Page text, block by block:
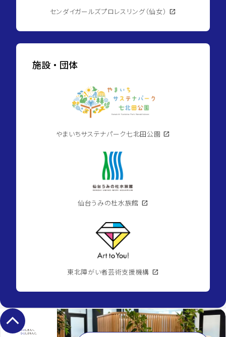
センダイガールズプロレスリング（仙女） open_in_new
施設・団体
やまいちサステナパーク七北田公園 open_in_new
仙台うみの杜水族館 open_in_new
東北障がい者芸術支援機構 open_in_new
keyboard_arrow_up